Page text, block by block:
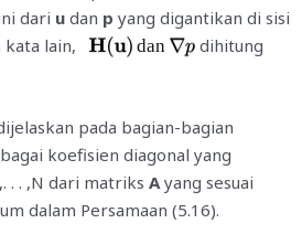
dari u dan p yang digantikan di sisi
kata lain,
dan
dihitung
pada bagian-bagian
koefisien diagonal yang
. . ,N dari matriks Ayang sesuai
dalam Persamaan (5.16).